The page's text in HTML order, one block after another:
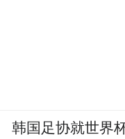
韩国足协就世界